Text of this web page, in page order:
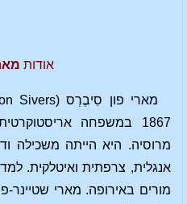
אודות
1867 במשפחה
מרוסיה. היא הייתה משכילה
אנגלית, צרפתית ואיטלקית.
מורים באירופה. מארי שטיינר-